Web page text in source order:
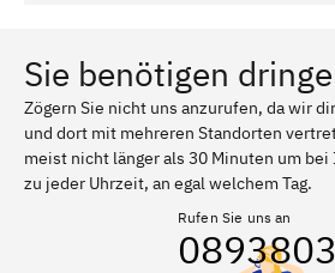
Sie benötigen
Zögern Sie nicht uns anzurufen, da wir
und dort mit mehreren Standorten
meist nicht länger als 30 Minuten um bei
zu jeder Uhrzeit, an egal welchem Tag.
Rufen Sie uns an